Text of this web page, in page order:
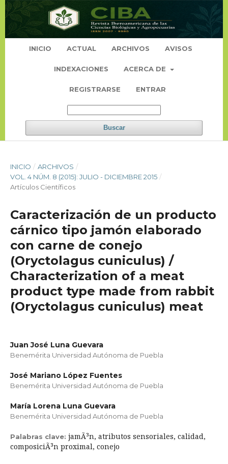
INICIO ACTUAL ARCHIVOS AVISOS
INDEXACIONES ACERCA DE
REGISTRARSE ENTRAR
Buscar
INICIO / ARCHIVOS /
VOL. 4 NÚM. 8 (2015): JULIO - DICIEMBRE 2015 /
Artículos Científicos
Caracterización de un producto
cárnico tipo jamón elaborado
con carne de conejo
(Oryctolagus cuniculus) /
Characterization of a meat
product type made from rabbit
(Oryctolagus cuniculus) meat
Juan José Luna Guevara
Benemérita Universidad Autónoma de Puebla
José Mariano López Fuentes
Benemérita Universidad Autónoma de Puebla
María Lorena Luna Guevara
Benemérita Universidad Autónoma de Puebla
Palabras clave: jamÃ³n, atributos sensoriales, calidad,
composiciÃ³n proximal, conejo